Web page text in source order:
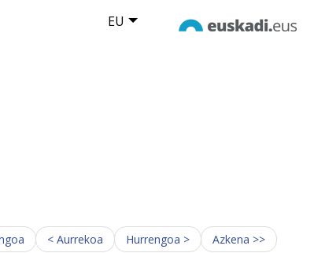
EU
< Aurrekoa Hurrengoa > Azkena >>